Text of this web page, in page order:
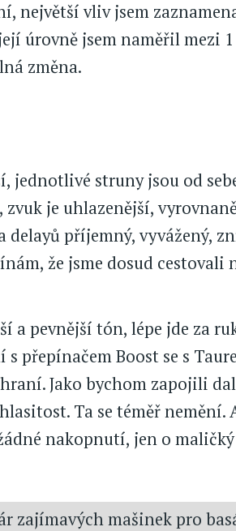
největší vliv jsem
úrovně jsem naměřil mezi 1
změna.
jednotlivé struny jsou od
je uhlazenější,
příjemný, vyvážený,
že jsme dosud cestovali
a pevnější tón, lépe jde za
přepínačem Boost se s
Jako bychom zapojili
Ta se téměř nemění.
nakopnutí, jen o
zajímavých mašinek pro